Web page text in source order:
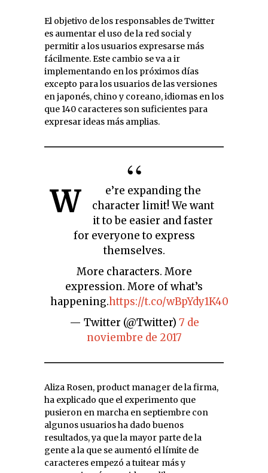
El objetivo de los responsables de Twitter
es aumentar el uso de la red social y
permitir a los usuarios expresarse más
fácilmente. Este cambio se va a ir
implementando en los próximos días
excepto para los usuarios de las versiones
en japonés, chino y coreano, idiomas en los
que 140 caracteres son suficientes para
expresar ideas más amplias.
W
e’re expanding the
character limit! We want
it to be easier and faster
for everyone to express
themselves.
More characters. More
expression. More of what’s
happening.https://t.co/wBpYdy1K40
— Twitter (@Twitter) 7 de
noviembre de 2017
Aliza Rosen, product manager de la firma,
ha explicado que el experimento que
pusieron en marcha en septiembre con
algunos usuarios ha dado buenos
resultados, ya que la mayor parte de la
gente a la que se aumentó el límite de
caracteres empezó a tuitear más y